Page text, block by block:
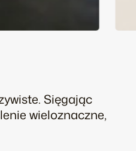
Sięgając
wieloznaczne,